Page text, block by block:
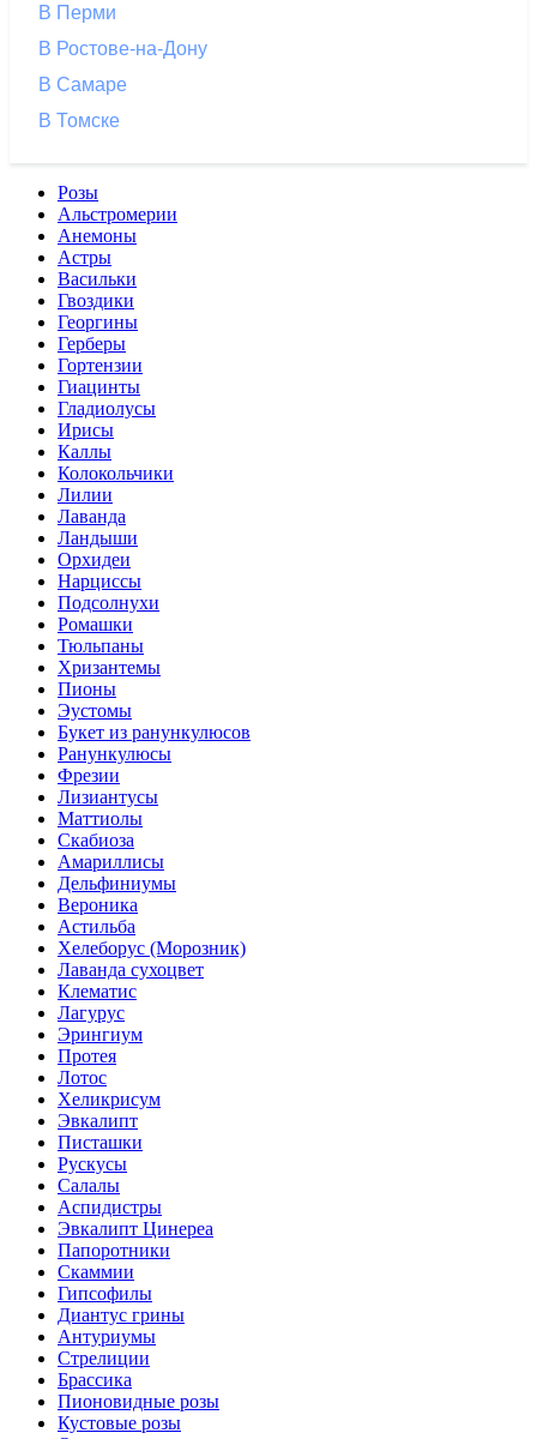
В Перми
В Ростове-на-Дону
В Самаре
В Томске
Розы
Альстромерии
Анемоны
Астры
Васильки
Гвоздики
Георгины
Герберы
Гортензии
Гиацинты
Гладиолусы
Ирисы
Каллы
Колокольчики
Лилии
Лаванда
Ландыши
Орхидеи
Нарциссы
Подсолнухи
Ромашки
Тюльпаны
Хризантемы
Пионы
Эустомы
Букет из ранункулюсов
Ранункулюсы
Фрезии
Лизиантусы
Маттиолы
Скабиоза
Амариллисы
Дельфиниумы
Вероника
Астильба
Хелеборус (Морозник)
Лаванда сухоцвет
Клематис
Лагурус
Эрингиум
Протея
Лотос
Хеликрисум
Эвкалипт
Писташки
Рускусы
Салалы
Аспидистры
Эвкалипт Цинереа
Папоротники
Скаммии
Гипсофилы
Диантус грины
Антуриумы
Стрелиции
Брассика
Пионовидные розы
Кустовые розы